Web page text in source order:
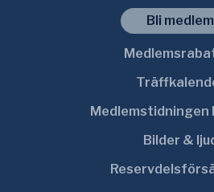
Bli medlem
Medlemstidningen
Bilder &